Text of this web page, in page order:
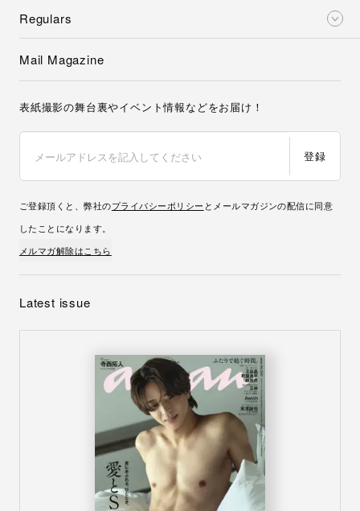
Regulars
Mail Magazine
表紙撮影の舞台裏やイベント情報などをお届け！
登録
ご登録頂くと、弊社のプライバシーポリシー とメールマガジンの配信に同意
したことになります。
メルマガ解除はこちら
Latest issue